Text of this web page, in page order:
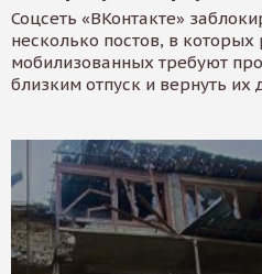
Соцсеть «ВКонтакте»
несколько постов, в которых
мобилизованных требуют
близким отпуск и вернуть их